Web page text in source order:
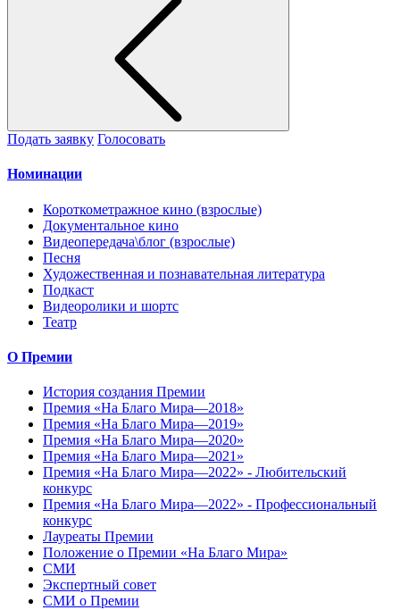
Подать заявку Голосовать
Номинации
Короткометражное кино (взрослые)
Документальное кино
Видеопередача\блог (взрослые)
Песня
Художественная и познавательная литература
Подкаст
Видеоролики и шортс
Театр
О Премии
История создания Премии
Премия «На Благо Мира—2018»
Премия «На Благо Мира—2019»
Премия «На Благо Мира—2020»
Премия «На Благо Мира—2021»
Премия «На Благо Мира—2022» - Любительский
конкурс
Премия «На Благо Мира—2022» - Профессиональный
конкурс
Лауреаты Премии
Положение о Премии «На Благо Мира»
СМИ
Экспертный совет
СМИ о Премии